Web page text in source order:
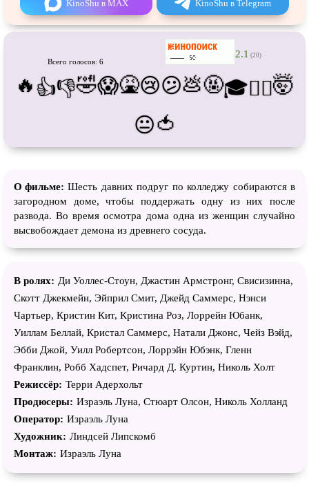
Про футбол Про хакеров
Про хоккей ифигурное
Про шпионов
Про Юристов и Адвокатов Псевдо документальный
Режиссёрская версия Роуд-муви
Стимпанк
Сцены собнажённой натурой Турецкий сериал
В ожидании TeleSynch
CAMRip
KinoShu в MAX KinoShu в Telegram
Всего голосов: 6
2.1 (20)
🔥 👍👎🤣😱🤮😢😕💩🤬🎓😵‍💫🤯
😐🍅
О фильме: Шесть давних подруг по колледжу собираются в
загородном доме, чтобы поддержать одну из них после
развода. Во время осмотра дома одна из женщин случайно
высвобождает демона из древнего сосуда.
В ролях: Ди Уоллес-Стоун, Джастин Армстронг, Свисизинна,
Скотт Джекмейн, Эйприл Смит, Джейд Саммерс, Нэнси
Чартьер, Кристин Кит, Кристина Роз, Лоррейн Юбанк,
Уиллам Беллай, Кристал Саммерс, Натали Джонс, Чейз Вэйд,
Эбби Джой, Уилл Робертсон, Лоррэйн Юбэнк, Гленн
Франклин, Робб Хадспет, Ричард Д. Куртин, Николь Холт
Режиссёр: Терри Адерхольт
Продюсеры: Израэль Луна, Стюарт Олсон, Николь Холланд
Оператор: Израэль Луна
Художник: Линдсей Липскомб
Монтаж: Израэль Луна